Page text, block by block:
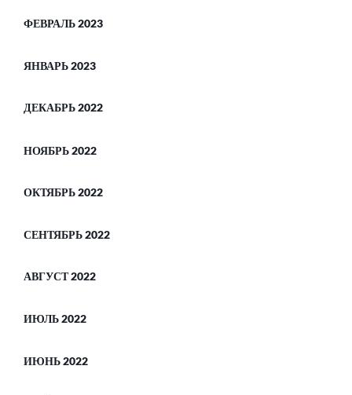
ФЕВРАЛЬ 2023
ЯНВАРЬ 2023
ДЕКАБРЬ 2022
НОЯБРЬ 2022
ОКТЯБРЬ 2022
СЕНТЯБРЬ 2022
АВГУСТ 2022
ИЮЛЬ 2022
ИЮНЬ 2022